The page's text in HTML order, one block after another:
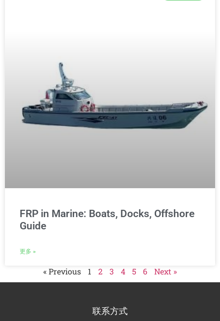
FRP in Marine: Boats, Docks, Offshore
Guide
更多 »
« Previous 1 2 3 4 5 6 Next »
联系方式